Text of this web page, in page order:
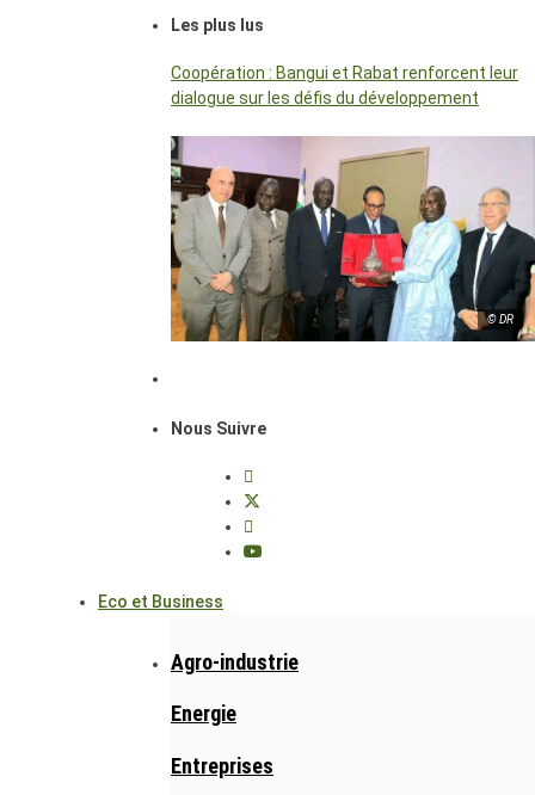
Les plus lus
Coopération : Bangui et Rabat renforcent leur
dialogue sur les défis du développement
© DR
Nous Suivre
Eco et Business
Agro-industrie
Energie
Entreprises